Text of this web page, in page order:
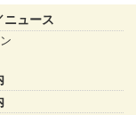
ニュース